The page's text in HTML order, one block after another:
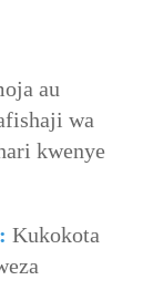
au
wa
kwenye
Kukokota